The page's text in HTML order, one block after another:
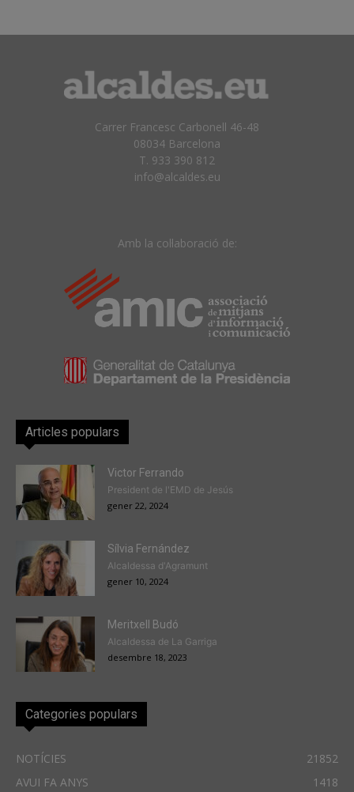
Carrer Francesc Carbonell 46-48
08034 Barcelona
T. 933 390 812
info@alcaldes.eu
Amb la col·laboració de:
Articles populars
Victor Ferrando
President de l'EMD de Jesús
gener 22, 2024
Sílvia Fernández
Alcaldessa d'Agramunt
gener 10, 2024
Meritxell Budó
Alcaldessa de La Garriga
desembre 18, 2023
Categories populars
NOTÍCIES
21852
AVUI FA ANYS
1418